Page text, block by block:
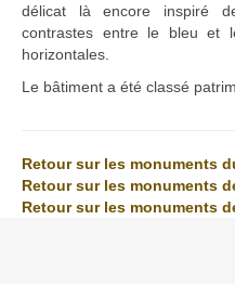
délicat là encore inspiré
contrastes entre le bleu et
horizontales.
Le bâtiment a été classé
Retour sur les monuments
Retour sur les monuments
Retour sur les monuments